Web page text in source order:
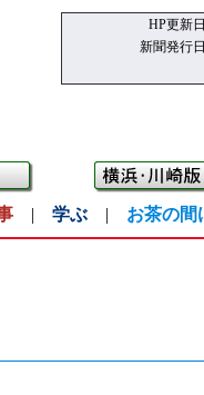
HP更新
新聞発行
| 学ぶ| お茶の間